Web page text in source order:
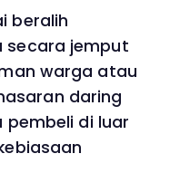
beralih
secara jemput
warga atau
daring
pembeli di luar